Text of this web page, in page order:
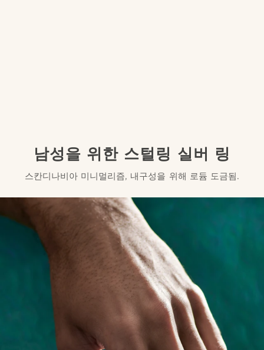
남성을 위한 스털링 실버 링
스칸디나비아 미니멀리즘, 내구성을 위해 로듐 도금됨.